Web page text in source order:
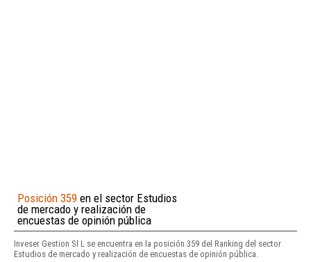
Posición 359 en el sector Estudios
de mercado y realización de
encuestas de opinión pública
Inveser Gestion Sl L se encuentra en la posición 359 del Ranking del sector
Estudios de mercado y realización de encuestas de opinión pública.